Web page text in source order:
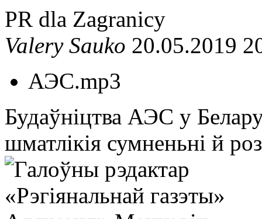
PR dla Zagranicy
Valery Sauko 20.05.2019
АЭС.mp3
Будаўніцтва АЭС у
шматлікія сумненьні й